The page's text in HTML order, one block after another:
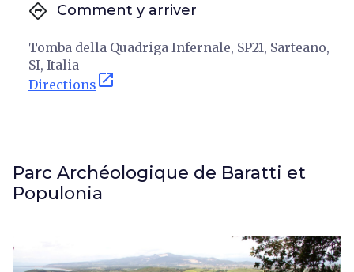
directions Comment y arriver
Tomba della Quadriga Infernale, SP21, Sarteano,
SI, Italia
Directions open_in_new
Parc Archéologique de Baratti et
Populonia